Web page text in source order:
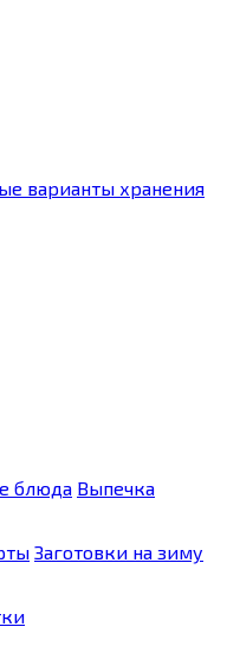
варианты хранения
блюда Выпечка
Заготовки на зиму